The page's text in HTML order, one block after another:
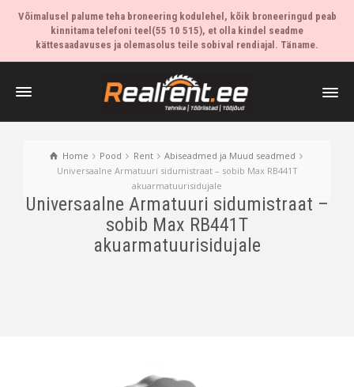
Võimalusel palume teha broneering kodulehel, kõik broneeringud peab
kinnitama telefoni teel(55 10 515), et olla kindel seadme
kättesaadavuses ja olemasolus teile sobival rendiajal. Täname.
Home Pood Rent
Abiseadmed ja Muud seadmed
Universaalne Armatuuri sidumistraat – sobib Max RB441T
akuarmatuurisidujale
Universaalne Armatuuri sidumistraat –
sobib Max RB441T
akuarmatuurisidujale